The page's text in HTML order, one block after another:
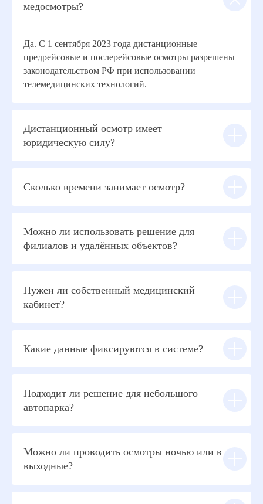
медосмотры?
Да. С 1 сентября 2023 года дистанционные
предрейсовые и послерейсовые осмотры разрешены
законодательством РФ при использовании
телемедицинских технологий.
Дистанционный осмотр имеет
юридическую силу?
Сколько времени занимает осмотр?
Можно ли использовать решение для
филиалов и удалённых объектов?
Нужен ли собственный медицинский
кабинет?
Какие данные фиксируются в системе?
Подходит ли решение для небольшого
автопарка?
Можно ли проводить осмотры ночью или в
выходные?